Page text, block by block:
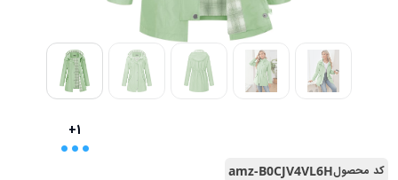
+1
...
کد محصولamz-B0CJV4VL6H